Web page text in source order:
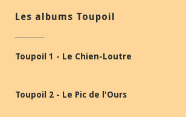
Les albums Toupoil
Toupoil 1 - Le Chien-Loutre
Toupoil 2 - Le Pic de l'Ours